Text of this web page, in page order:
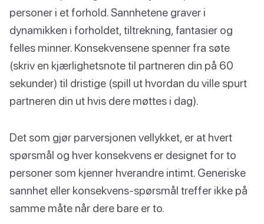
personer i et forhold. Sannhetene graver i
dynamikken i forholdet, tiltrekning, fantasier og
felles minner. Konsekvensene spenner fra søte
(skriv en kjærlighetsnote til partneren din på 60
sekunder) til dristige (spill ut hvordan du ville spurt
partneren din ut hvis dere møttes i dag).
Det som gjør parversjonen vellykket, er at hvert
spørsmål og hver konsekvens er designet for to
personer som kjenner hverandre intimt. Generiske
sannhet eller konsekvens-spørsmål treffer ikke på
samme måte når dere bare er to.